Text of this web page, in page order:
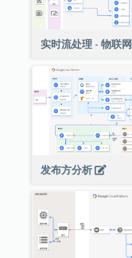
实时流处理 - 物联网
发布方分析